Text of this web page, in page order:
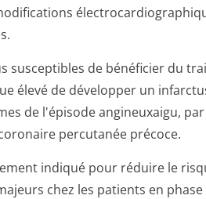
susceptibles de bénéficier du
élevé de développer un
de l'épisode angineuxaigu,
percutanée précoce.
indiqué pour réduire le
chez les patients en